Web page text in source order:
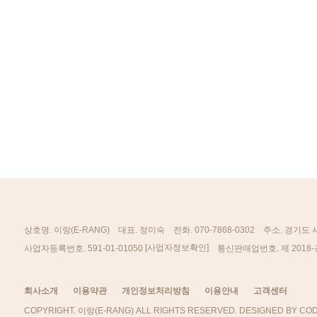
상호명. 이랑(E-RANG) 대표. 정미숙 전화. 070-7868-0302
주소. 경기도
사업자등록번호. 591-01-01050 [사업자정보확인] 통신판매업번호. 제
회사소개 이용약관 개인정보처리방침 이용안내
고객센터
COPYRIGHT. 이랑(E-RANG) ALL RIGHTS RESERVED. DESIGNED BY